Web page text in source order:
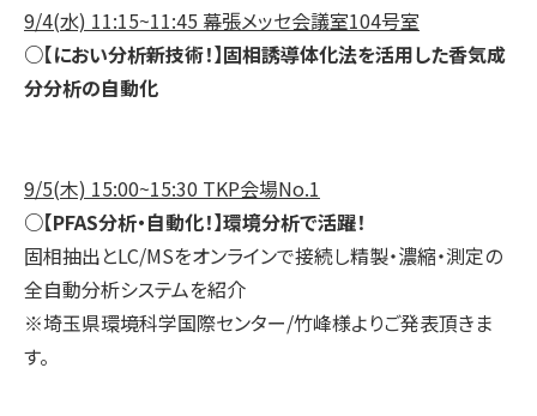
9/4(水) 11:15~11:45 幕張メッセ会議室104号室
○【におい分析新技術！】固相誘導体化法を活用した香気成
分分析の自動化
9/5(木) 15:00~15:30 TKP会場No.1
○【PFAS分析・自動化！】環境分析で活躍！
固相抽出とLC/MSをオンラインで接続し精製・濃縮・測定の
全自動分析システムを紹介
※埼玉県環境科学国際センター/竹峰様よりご発表頂きま
す。